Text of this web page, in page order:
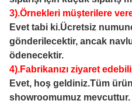
3).Örnekleri müşterilere
Evet tabi ki.Ücretsiz
gönderilecektir, ancak
ödenecektir.
4).Fabrikanızı ziyaret
Evet, hoş geldiniz.Tüm
showroomumuz mevcuttur.